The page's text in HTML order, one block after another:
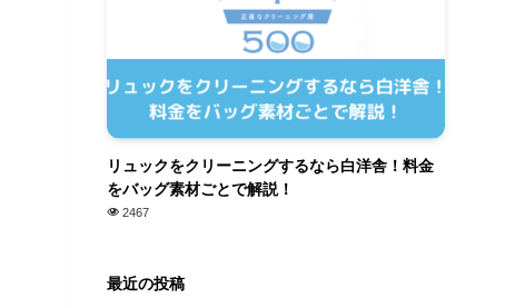
リュックをクリーニングするなら白洋舎！料金
をバッグ素材ごとで解説！
2467
最近の投稿